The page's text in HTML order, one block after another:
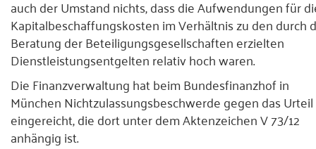
auch der Umstand nichts, dass die Aufwendungen für
Kapitalbeschaffungskosten im Verhältnis zu den durch
Beratung der Beteiligungsgesellschaften erzielten
Dienstleistungsentgelten relativ hoch waren.
Die Finanzverwaltung hat beim Bundesfinanzhof in
München Nichtzulassungsbeschwerde gegen das Urteil
eingereicht, die dort unter dem Aktenzeichen V 73/12
anhängig ist.